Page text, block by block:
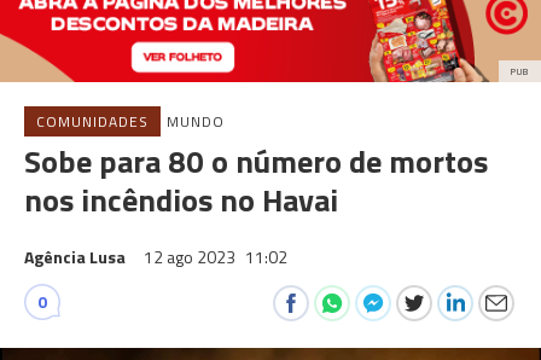
PUB
COMUNIDADES MUNDO
Sobe para 80 o número de mortos
nos incêndios no Havai
Agência Lusa 12 ago 2023 11:02
0